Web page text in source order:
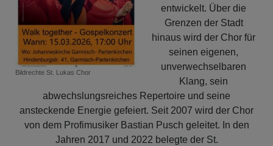
Bildrechte St. Lukas Chor
entwickelt. Über die
Grenzen der Stadt
hinaus wird der Chor für
seinen eigenen,
unverwechselbaren
Klang, sein
abwechslungsreiches Repertoire und seine
ansteckende Energie gefeiert. Seit 2007 wird der Chor
von dem Profimusiker Bastian Pusch geleitet. In den
Jahren 2017 und 2022 belegte der St.